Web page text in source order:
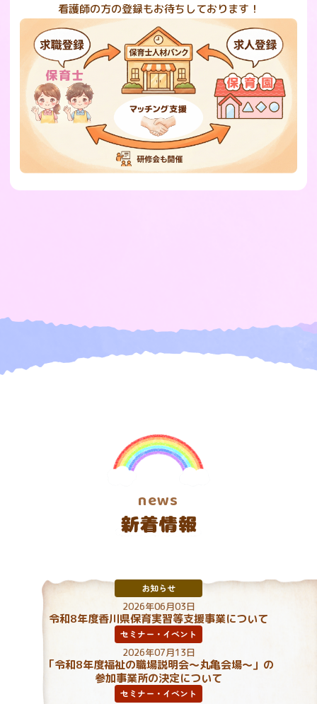
看護師の方の登録もお待ちしております！
news
お知らせ
2026年06月03日
令和8年度香川県保育実習等支援事業について
セミナー・イベント
2026年07月13日
「令和8年度福祉の職場説明会～丸亀会場～」の
参加事業所の決定について
セミナー・イベント